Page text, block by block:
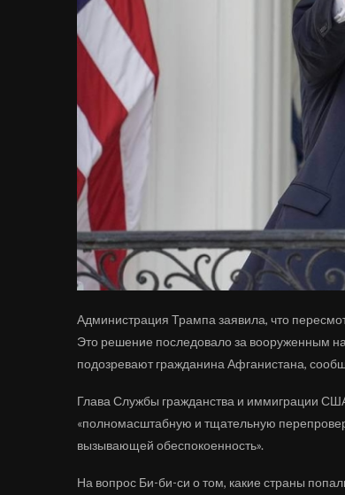
Администрация Трампа заявила, что
Это решение последовало за вооруженным
подозревают гражданина Афганистана,
Глава Службы гражданства и иммиграции
«полномасштабную и тщательную
вызывающей обеспокоенность».
На вопрос Би-би-си о том, какие страны